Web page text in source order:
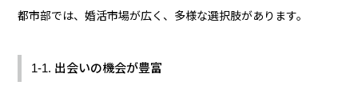
都市部では、婚活市場が広く、多様な選択肢があります。
1-1. 出会いの機会が豊富